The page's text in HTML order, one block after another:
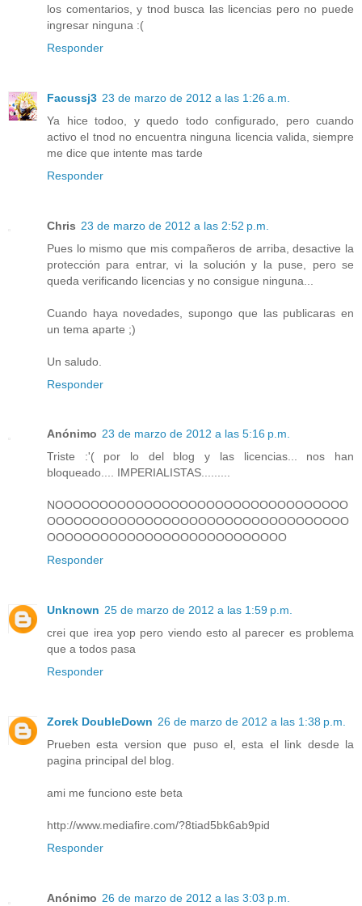
los comentarios, y tnod busca las licencias pero no puede
ingresar ninguna :(
Responder
Facussj3 23 de marzo de 2012 a las 1:26 a.m.
Ya hice todoo, y quedo todo configurado, pero cuando
activo el tnod no encuentra ninguna licencia valida, siempre
me dice que intente mas tarde
Responder
Chris 23 de marzo de 2012 a las 2:52 p.m.
Pues lo mismo que mis compañeros de arriba, desactive la
protección para entrar, vi la solución y la puse, pero se
queda verificando licencias y no consigue ninguna...
Cuando haya novedades, supongo que las publicaras en
un tema aparte ;)
Un saludo.
Responder
Anónimo 23 de marzo de 2012 a las 5:16 p.m.
Triste :'( por lo del blog y las licencias... nos han
bloqueado.... IMPERIALISTAS.........
NOOOOOOOOOOOOOOOOOOOOOOOOOOOOOOOOO
OOOOOOOOOOOOOOOOOOOOOOOOOOOOOOOOOO
OOOOOOOOOOOOOOOOOOOOOOOOOOO
Responder
Unknown 25 de marzo de 2012 a las 1:59 p.m.
crei que irea yop pero viendo esto al parecer es problema
que a todos pasa
Responder
Zorek DoubleDown 26 de marzo de 2012 a las 1:38 p.m.
Prueben esta version que puso el, esta el link desde la
pagina principal del blog.
ami me funciono este beta
http://www.mediafire.com/?8tiad5bk6ab9pid
Responder
Anónimo 26 de marzo de 2012 a las 3:03 p.m.